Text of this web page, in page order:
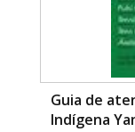
Guia de
Indígena